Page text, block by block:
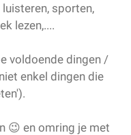
sporten,
lezen,....
voldoende dingen /
enkel dingen die
😉 en omring je met